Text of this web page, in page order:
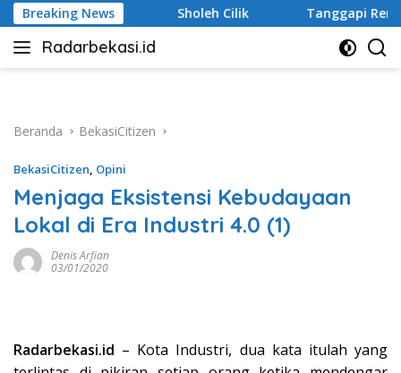
Langsung
ke
konten
Breaking News
Cilik Tanggapi Rencana Tugu Peringatan,
Radarbekasi.id
Berita
Beranda
BekasiCitizen
BekasiCitizen, Opini
Menjaga Eksistensi Kebudayaan
Lokal di Era Industri 4.0 (1)
Denis Arfian
03/01/2020
Radarbekasi.id – Kota Industri, dua kata itulah yang